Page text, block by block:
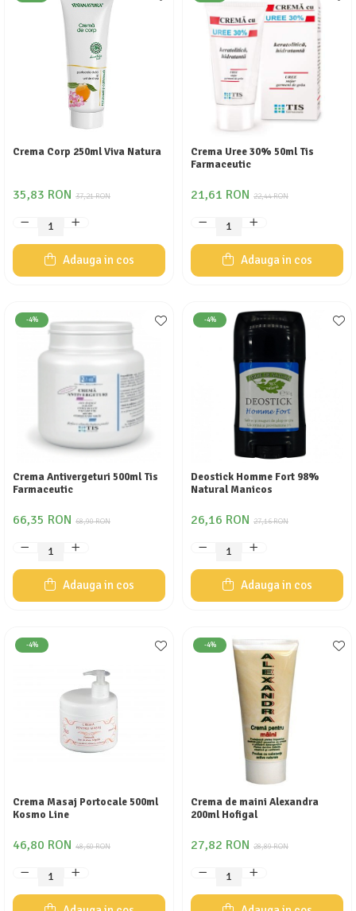
Crema Corp 250ml Viva Natura
37,21 RON
35,83 RON
Adauga in cos
Crema Uree 30% 50ml Tis
Farmaceutic
22,44 RON
21,61 RON
Adauga in cos
-4%
Crema Antivergeturi 500ml Tis
Farmaceutic
68,90 RON
66,35 RON
Adauga in cos
-4%
Deostick Homme Fort 98%
Natural Manicos
27,16 RON
26,16 RON
Adauga in cos
-4%
Crema Masaj Portocale 500ml
Kosmo Line
48,60 RON
46,80 RON
-4%
Crema de maini Alexandra
200ml Hofigal
28,89 RON
27,82 RON